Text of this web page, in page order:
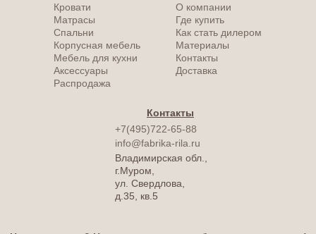
Кровати
Матрасы
Спальни
Корпусная мебель
Мебель для кухни
Аксессуары
Распродажа
О компании
Где купить
Как стать дилером
Материалы
Контакты
Доставка
Контакты
+7(495)722-65-88
info@fabrika-rila.ru
Владимирская обл.,
г.Муром,
ул. Свердлова,
д.35, кв.5